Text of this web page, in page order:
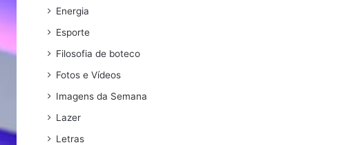
Energia
Esporte
Filosofia de boteco
Fotos e Vídeos
Imagens da Semana
Lazer
Letras